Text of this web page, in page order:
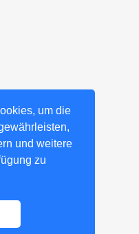
um die
und weitere
zu